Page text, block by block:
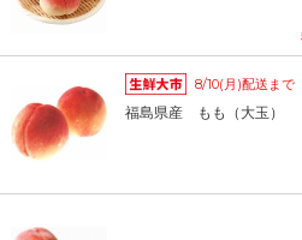
8/10(月)配送まで
福島県産 もも（大玉）